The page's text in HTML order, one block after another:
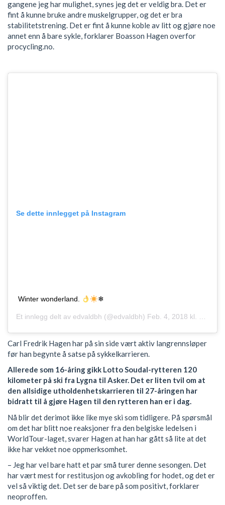
gangene jeg har mulighet, synes jeg det er veldig bra. Det er
fint å kunne bruke andre muskelgrupper, og det er bra
stabilitetstrening. Det er fint å kunne koble av litt og gjøre noe
annet enn å bare sykle, forklarer Boasson Hagen overfor
procycling.no.
Se dette innlegget på Instagram
Winter wonderland. ❄
Et innlegg delt av edvaldbh (@edvaldbh) Feb. 4, 2018 kl. 12:06 PST
Carl Fredrik Hagen har på sin side vært aktiv langrennsløper
før han begynte å satse på sykkelkarrieren.
Allerede som 16-åring gikk Lotto Soudal-rytteren 120
kilometer på ski fra Lygna til Asker. Det er liten tvil om at
den allsidige utholdenhetskarrieren til 27-åringen har
bidratt til å gjøre Hagen til den rytteren han er i dag.
Nå blir det derimot ikke like mye ski som tidligere. På spørsmål
om det har blitt noe reaksjoner fra den belgiske ledelsen i
WorldTour-laget, svarer Hagen at han har gått så lite at det
ikke har vekket noe oppmerksomhet.
– Jeg har vel bare hatt et par små turer denne sesongen. Det
har vært mest for restitusjon og avkobling for hodet, og det er
vel så viktig det. Det ser de bare på som positivt, forklarer
neoproffen.